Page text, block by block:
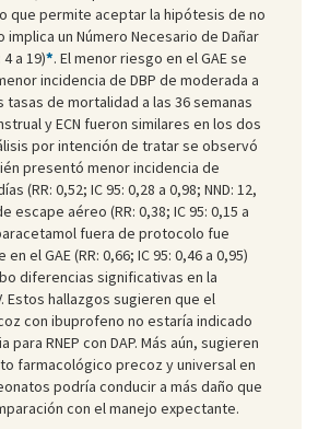
que permite aceptar la hipótesis de no
un Número Necesario de Dañar
4 a 19)*. El menor riesgo en el GAE se
incidencia de DBP de moderada a
tasas de mortalidad a las 36 semanas
y ECN fueron similares en los dos
por intención de tratar se observó
presentó menor incidencia de
(RR: 0,52; IC 95: 0,28 a 0,98; NND: 12,
escape aéreo (RR: 0,38; IC 95: 0,15 a
fuera de protocolo fue
el GAE (RR: 0,66; IC 95: 0,46 a 0,95)
diferencias significativas en la
Estos hallazgos sugieren que el
con ibuprofeno no estaría indicado
para RNEP con DAP. Más aún, sugieren
farmacológico precoz y universal en
podría conducir a más daño que
con el manejo expectante.